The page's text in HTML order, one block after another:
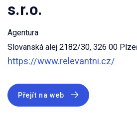
s.r.o.
Agentura
Slovanská alej 2182/30, 326 00
https://www.relevantni.cz/
Přejít na web